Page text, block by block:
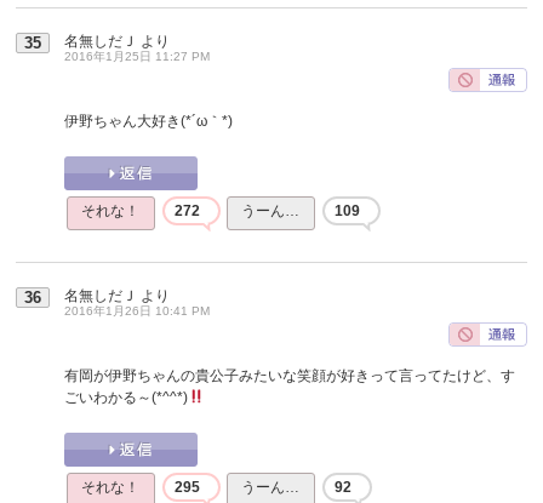
35 名無しだＪ より
2016年1月25日 11:27 PM
伊野ちゃん大好き(*´ω｀*)
それな！ 272 うーん… 109
36 名無しだＪ より
2016年1月26日 10:41 PM
有岡が伊野ちゃんの貴公子みたいな笑顔が好きって言ってたけど、す
ごいわかる～(*^^*)
それな！ 295 うーん… 92